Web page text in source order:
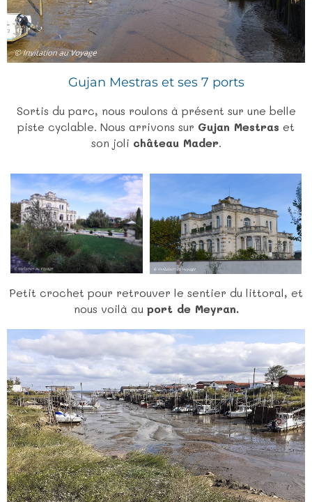
Gujan Mestras et ses 7 ports
Sortis du parc, nous roulons à présent sur une belle
piste cyclable. Nous arrivons sur Gujan Mestras et
son joli château Mader.
Petit crochet pour retrouver le sentier du littoral, et
nous voilà au port de Meyran.